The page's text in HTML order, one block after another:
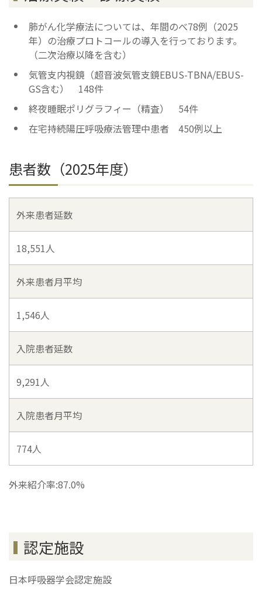
肺がん化学療法については、年間のべ78例（2025
年）の治療プロトコールの導入を行っております。
（二次治療以降を含む）
気管支内視鏡（超音波気管支鏡EBUS-TBNA/EBUS-
GS含む） 148件
終夜睡眠ポリグラフィー（精査） 54件
在宅持続陽圧呼吸療法管理中患者 450例以上
患者数（2025年度）
外来患者延数
18,551人
外来患者月平均
1,546人
入院患者延数
9,291人
入院患者月平均
774人
外来紹介率:87.0%
認定施設
日本呼吸器学会認定施設